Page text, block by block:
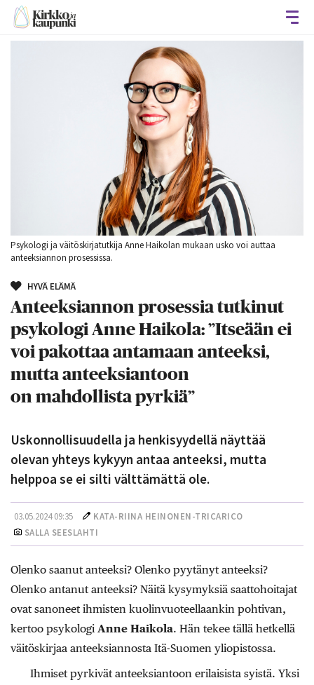
Psykologi ja väitöskirjatutkija Anne Haikolan mukaan usko voi auttaa
anteeksiannon prosessissa.
HYVÄ ELÄMÄ
Anteeksiannon prosessia tutkinut
psykologi Anne Haikola: ”Itseään ei
voi pakottaa antamaan anteeksi,
mutta anteeksiantoon
on mahdollista pyrkiä”
Uskonnollisuudella ja henkisyydellä näyttää
olevan yhteys kykyyn antaa anteeksi, mutta
helppoa se ei silti välttämättä ole.
03.05.2024 09:35
KATA-RIINA HEINONEN-TRICARICO
SALLA SEESLAHTI
Olenko saanut anteeksi? Olenko pyytänyt anteeksi?
Olenko antanut anteeksi? Näitä kysymyksiä saattohoitajat
ovat sanoneet ihmisten kuolinvuoteellaankin pohtivan,
kertoo psykologi Anne Haikola. Hän tekee tällä hetkellä
väitöskirjaa anteeksi­annosta Itä-Suomen yliopistossa.
Ihmiset pyrkivät anteeksiantoon erilaisista syistä. Yksi